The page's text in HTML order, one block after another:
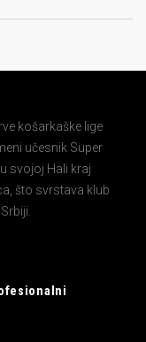
košarkaške lige
učesnik Super
svojoj Hali kraj
što svrstava klub